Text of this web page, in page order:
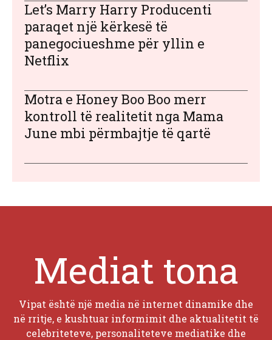
Let’s Marry Harry Producenti
paraqet një kërkesë të
panegociueshme për yllin e
Netflix
Motra e Honey Boo Boo merr
kontroll të realitetit nga Mama
June mbi përmbajtje të qartë
Mediat tona
Vipat është një media në internet dinamike dhe
në rritje, e kushtuar informimit dhe aktualitetit të
celebriteteve, personaliteteve mediatike dhe